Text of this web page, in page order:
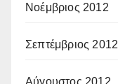
Νοέμβριος 2012
Σεπτέμβριος 2012
Αύγουστος 2012